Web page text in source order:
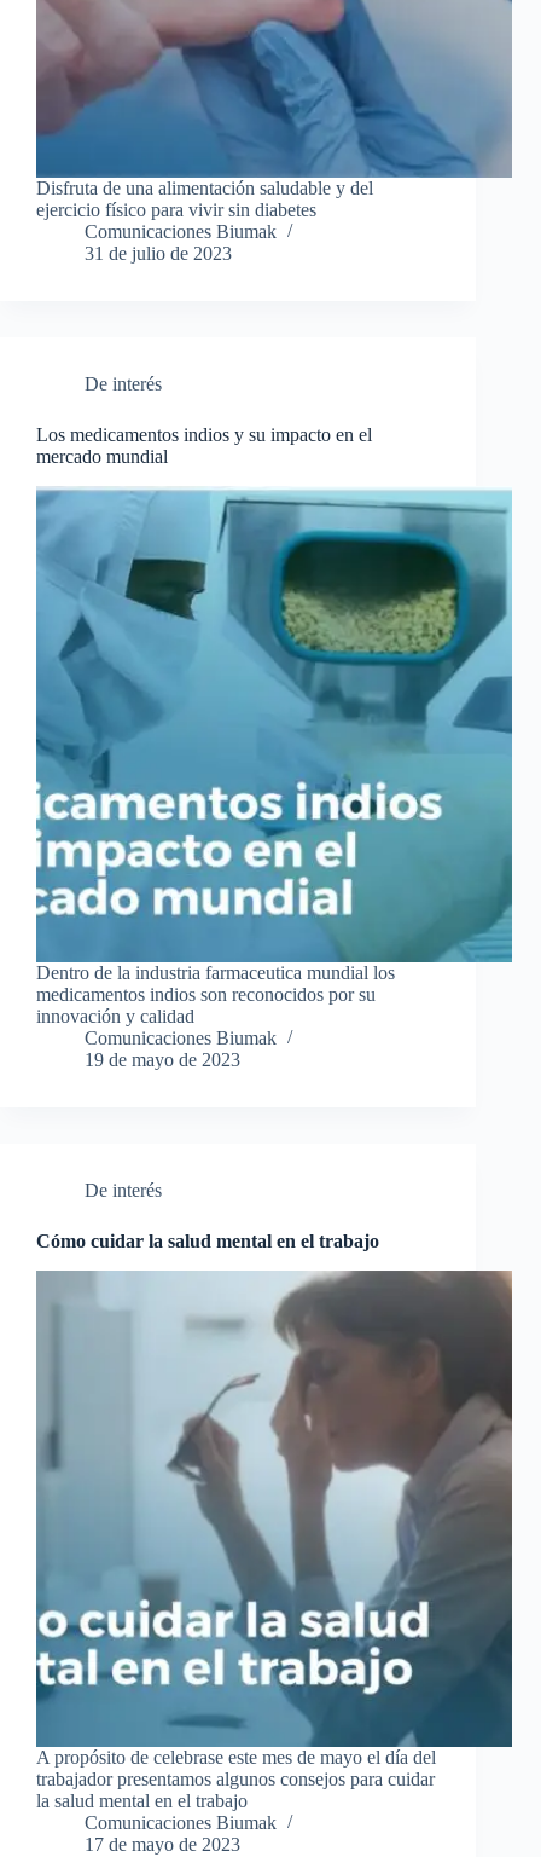
Disfruta de una alimentación saludable y del
ejercicio físico para vivir sin diabetes
Comunicaciones Biumak
31 de julio de 2023
De interés
Los medicamentos indios y su impacto en el
mercado mundial
Dentro de la industria farmaceutica mundial los
medicamentos indios son reconocidos por su
innovación y calidad
Comunicaciones Biumak
19 de mayo de 2023
De interés
Cómo cuidar la salud mental en el trabajo
A propósito de celebrase este mes de mayo el día del
trabajador presentamos algunos consejos para cuidar
la salud mental en el trabajo
Comunicaciones Biumak
17 de mayo de 2023